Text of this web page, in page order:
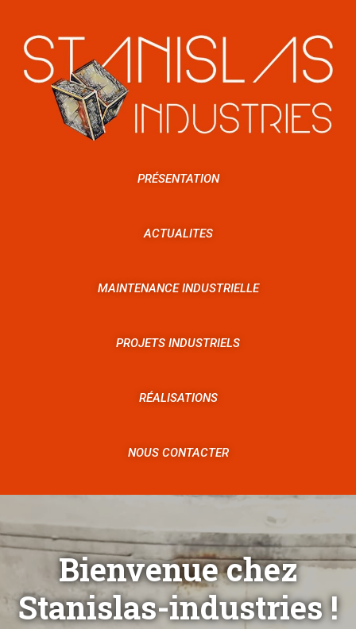
PRÉSENTATION
ACTUALITES
MAINTENANCE INDUSTRIELLE
PROJETS INDUSTRIELS
RÉALISATIONS
NOUS CONTACTER
Bienvenue chez
Stanislas-industries !